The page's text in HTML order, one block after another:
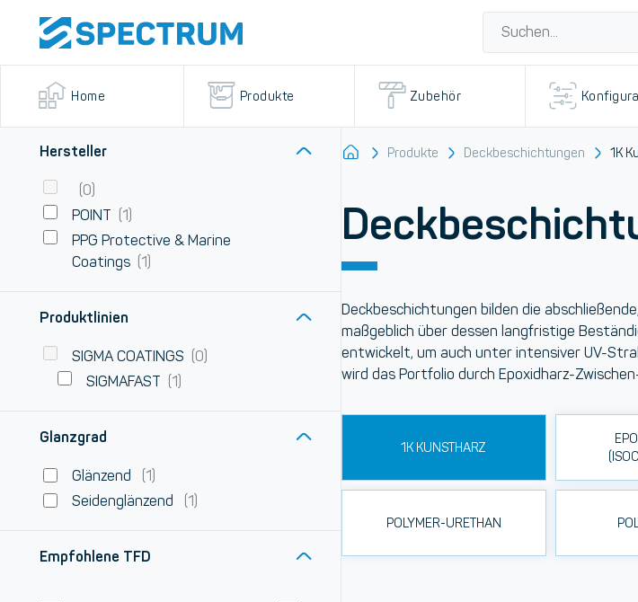
Home Produkte Zubehör
Hersteller
(0)
POINT (1)
PPG Protective & Marine
Coatings (1)
Produktlinien
SIGMA COATINGS (0)
SIGMAFAST (1)
Glanzgrad
Glänzend (1)
Seidenglänzend (1)
Empfohlene TFD
Produkte Deckbeschichtungen 1K
Deckbeschichtungen bilden die
maßgeblich über dessen langfristige
entwickelt, um auch unter intensiver UV-
wird das Portfolio durch Epoxidharz-
1K KUNSTHARZ
POLYMER-URETHAN